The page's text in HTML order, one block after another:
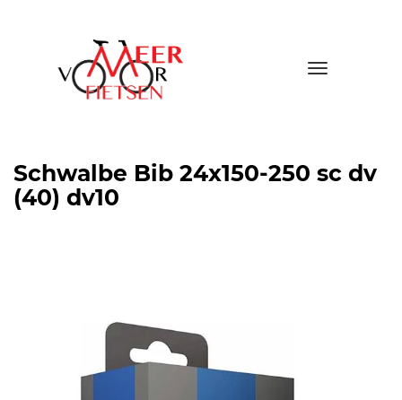
Toggle
Schwalbe Bib 24x150-250 sc dv
(40) dv10